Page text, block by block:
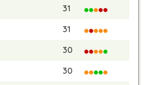
31
31
30
30